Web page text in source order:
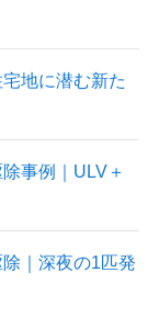
地に潜む新た
事例｜ULV＋
｜深夜の1匹発